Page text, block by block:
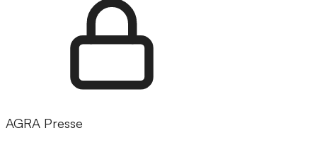
AGRA Presse